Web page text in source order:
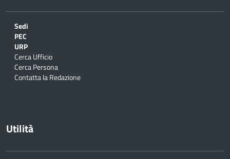
Sedi
PEC
URP
Cerca Ufficio
Cerca Persona
Contatta la Redazione
Utilità